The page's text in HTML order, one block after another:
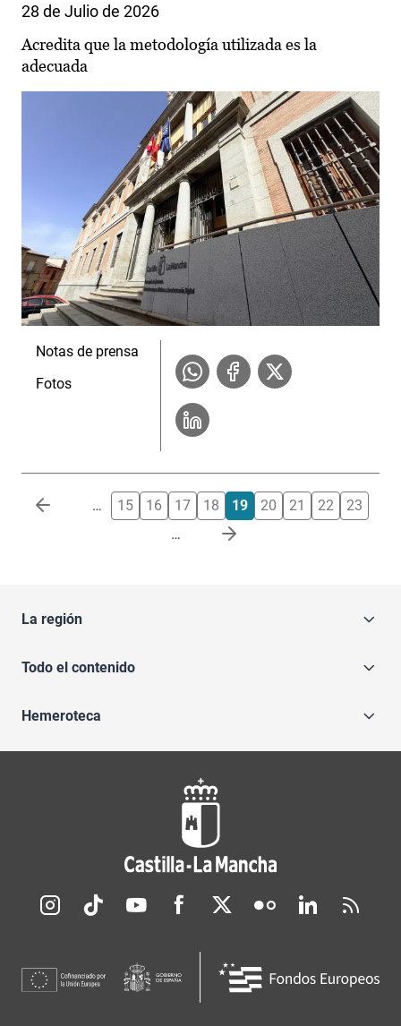
28 de Julio de 2026
Acredita que la metodología utilizada es la
adecuada
Notas de prensa
Fotos
Paginación … 15 16 17 18 19 20 21 22
23
…
La región
Todo el contenido
Hemeroteca
Redes sociales JCCM